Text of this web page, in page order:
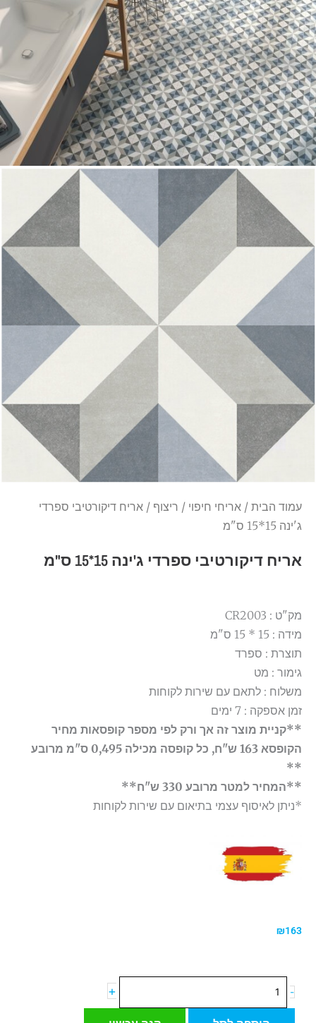
עמוד הבית / אריחי חיפוי / ריצוף / אריח דיקורטיבי ספרדי
ג'ינה 15*15 ס"מ
אריח דיקורטיבי ספרדי ג'ינה 15*15 ס"מ
מק"ט : CR2003
מידה : 15 * 15 ס"מ
תוצרת : ספרד
גימור : מט
משלוח : לתאם עם שירות לקוחות
זמן אספקה : 7 ימים
**קניית מוצר זה אך ורק לפי מספר קופסאות מחיר
הקופסא 163 ש"ח, כל קופסה מכילה 0,495 ס"מ מרובע
**
**המחיר למטר מרובע 330 ש"ח**
*ניתן לאיסוף עצמי בתיאום עם שירות לקוחות
₪163
-
של
+